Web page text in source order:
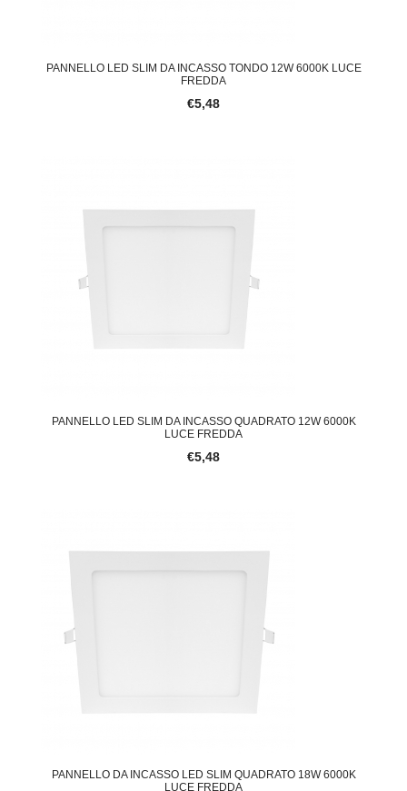
PANNELLO LED SLIM DA INCASSO TONDO 12W 6000K LUCE
FREDDA
€5,48
PANNELLO LED SLIM DA INCASSO QUADRATO 12W 6000K
LUCE FREDDA
€5,48
PANNELLO DA INCASSO LED SLIM QUADRATO 18W 6000K
LUCE FREDDA